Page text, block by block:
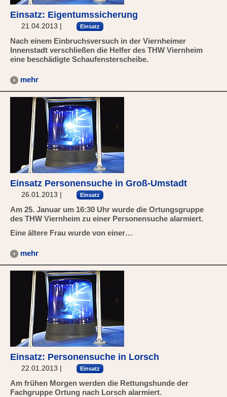
Einsatz: Eigentumssicherung
21.04.2013 | Einsatz
Nach einem Einbruchsversuch in der Viernheimer
Innenstadt verschließen die Helfer des THW Viernheim
eine beschädigte Schaufensterscheibe.
mehr
Einsatz Personensuche in Groß-Umstadt
26.01.2013 | Einsatz
Am 25. Januar um 16:30 Uhr wurde die Ortungsgruppe
des THW Viernheim zu einer Personensuche alarmiert.
Eine ältere Frau wurde von einer…
mehr
Einsatz: Personensuche in Lorsch
22.01.2013 | Einsatz
Am frühen Morgen werden die Rettungshunde der
Fachgruppe Ortung nach Lorsch alarmiert.